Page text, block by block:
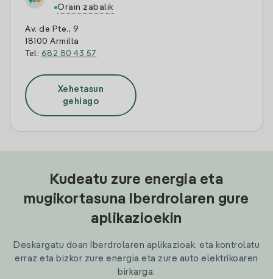
Orain zabalik
Av. de Pte., 9
18100 Armilla
Tel: 682 80 43 57
Xehetasun
gehiago
Kudeatu zure energia eta
mugikortasuna Iberdrolaren gure
aplikazioekin
Deskargatu doan Iberdrolaren aplikazioak, eta kontrolatu
erraz eta bizkor zure energia eta zure auto elektrikoaren
birkarga.